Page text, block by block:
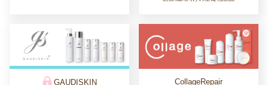
GAUDISKIN CollageRepair